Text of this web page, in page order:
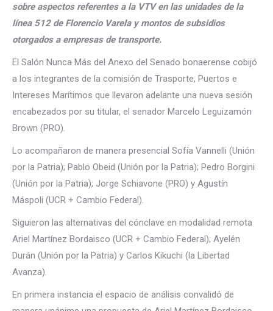
sobre aspectos referentes a la VTV en las unidades de la
línea 512 de Florencio Varela y montos de subsidios
otorgados a empresas de transporte.
El Salón Nunca Más del Anexo del Senado bonaerense cobijó
a los integrantes de la comisión de Trasporte, Puertos e
Intereses Marítimos que llevaron adelante una nueva sesión
encabezados por su titular, el senador Marcelo Leguizamón
Brown (PRO).
Lo acompañaron de manera presencial Sofía Vannelli (Unión
por la Patria); Pablo Obeid (Unión por la Patria); Pedro Borgini
(Unión por la Patria); Jorge Schiavone (PRO) y Agustín
Máspoli (UCR + Cambio Federal).
Siguieron las alternativas del cónclave en modalidad remota
Ariel Martínez Bordaisco (UCR + Cambio Federal); Ayelén
Durán (Unión por la Patria) y Carlos Kikuchi (la Libertad
Avanza).
En primera instancia el espacio de análisis convalidó de